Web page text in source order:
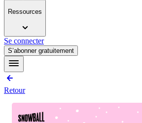
Ressources
Se connecter
S’abonner gratuitement
Retour